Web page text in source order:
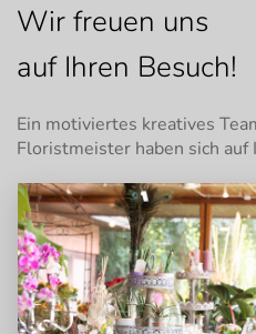
Wir freuen uns
auf Ihren Besuch!
Ein motiviertes kreatives
Floristmeister haben sich